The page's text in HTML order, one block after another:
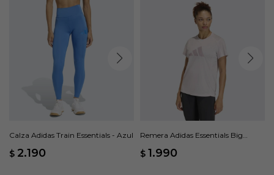
Calza Adidas Train Essentials - Azul
$ 2.190
Remera Adidas Essentials Big
$ 1.990